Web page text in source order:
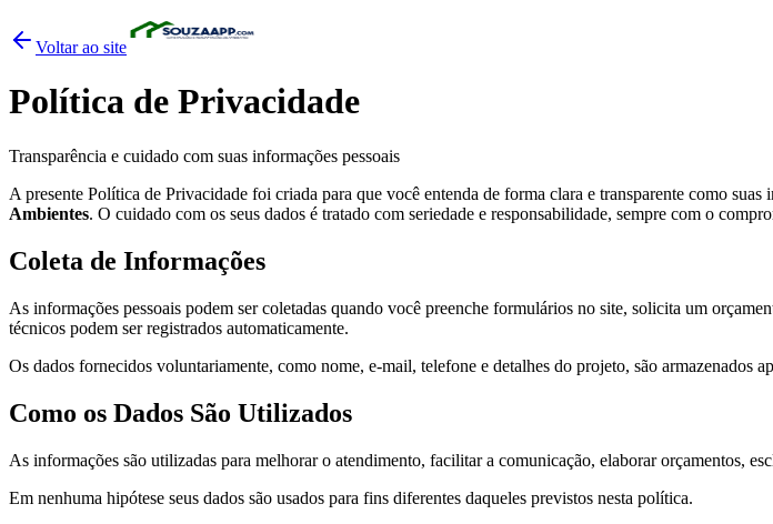
Voltar ao site
Política de Privacidade
Transparência e cuidado com suas informações pessoais
A presente Política de Privacidade foi criada para que você entenda de forma clara e transparente como suas
Ambientes. O cuidado com os seus dados é tratado com seriedade e responsabilidade, sempre com o
Coleta de Informações
As informações pessoais podem ser coletadas quando você preenche formulários no site, solicita um
técnicos podem ser registrados automaticamente.
Os dados fornecidos voluntariamente, como nome, e-mail, telefone e detalhes do projeto, são armazenados
Como os Dados São Utilizados
As informações são utilizadas para melhorar o atendimento, facilitar a comunicação, elaborar orçamentos,
Em nenhuma hipótese seus dados são usados para fins diferentes daqueles previstos nesta política.